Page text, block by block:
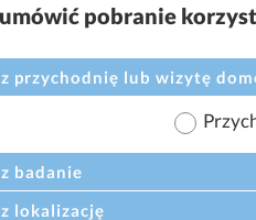
pobranie
przychodnię lub wizytę
badanie
lokalizację